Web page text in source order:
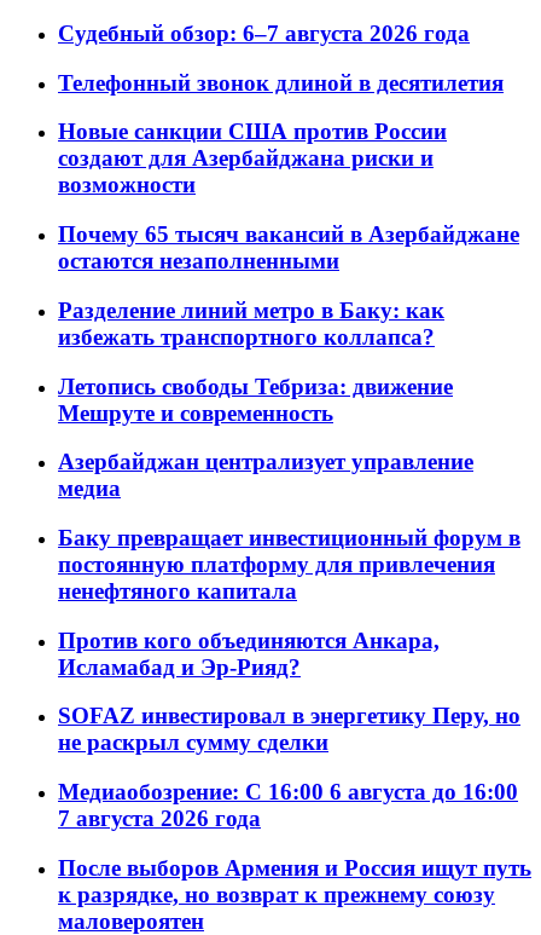
Судебный обзор: 6–7 августа 2026 года
Телефонный звонок длиной в десятилетия
Новые санкции США против России
создают для Азербайджана риски и
возможности
Почему 65 тысяч вакансий в Азербайджане
остаются незаполненными
Разделение линий метро в Баку: как
избежать транспортного коллапса?
Летопись свободы Тебриза: движение
Мешруте и современность
Азербайджан централизует управление
медиа
Баку превращает инвестиционный форум в
постоянную платформу для привлечения
ненефтяного капитала
Против кого объединяются Анкара,
Исламабад и Эр-Рияд?
SOFAZ инвестировал в энергетику Перу, но
не раскрыл сумму сделки
Медиаобозрение: С 16:00 6 августа до 16:00
7 августа 2026 года
После выборов Армения и Россия ищут путь
к разрядке, но возврат к прежнему союзу
маловероятен